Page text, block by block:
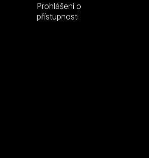
Prohlášení o
přístupnosti